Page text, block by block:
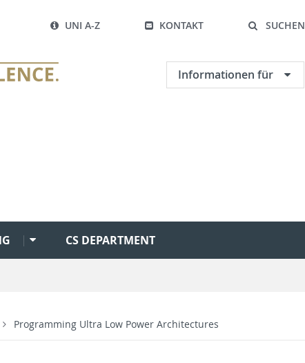
UNI A-Z KONTAKT SUCHEN
Informationen für
CS DEPARTMENT
Programming Ultra Low Power Architectures